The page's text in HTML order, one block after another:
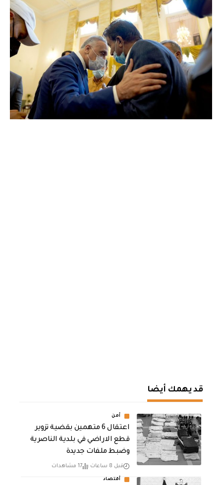
قد يهمك أيضا
أمن
اعتقال 6 متهمين بقضية تزوير
قطع الاراضي في بلدية الناصرية
وضبط ملفات جديدة
قبل 8 ساعات 17 مشاهدات
أقتصاد